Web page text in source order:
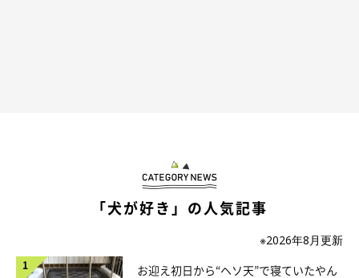
「犬が好き」の人気記事
※2026年8月更新
お迎え初日から“ヘソ天”で寝ていたやん